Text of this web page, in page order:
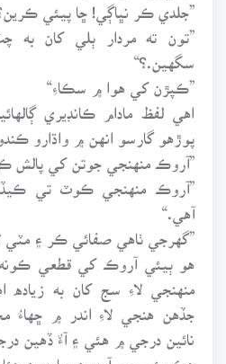
”جلدي ڪر نڀاڳي! ڇا پيئي
”تون ته مردار ٻلي کان به
سگهين.؟“
”ڪپڙن کي هوا ۾ سڪاءِ“
اهي لفظ مادام ڪانڊيري
پوڙهو گارسو انهن ۾ واڌارو
”آروڪ منهنجي جوتن کي پالش
”آروڪ منهنجي ڪوٽ تي
آهي.“
”گهرجي ٺاهي صفائي ڪر ۽ مٽي
هو ٻيئي آروڪ کي قطعي ڪونه
منهنجي لاءِ سج کان به زياده
جڏهن هنجي لاءِ اندر ۾
نائين درجي ۾ هئي ۽ آءٌ ڏهين
هڪ ٻئي جي آمهون سامهون